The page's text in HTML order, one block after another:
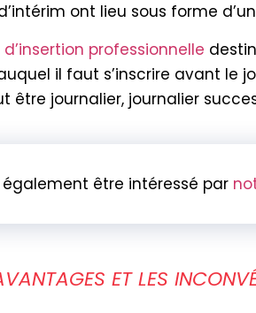
ont lieu sous forme d’un
professionnelle
il faut s’inscrire avant le
être journalier, journalier
également être intéressé par
ET LES